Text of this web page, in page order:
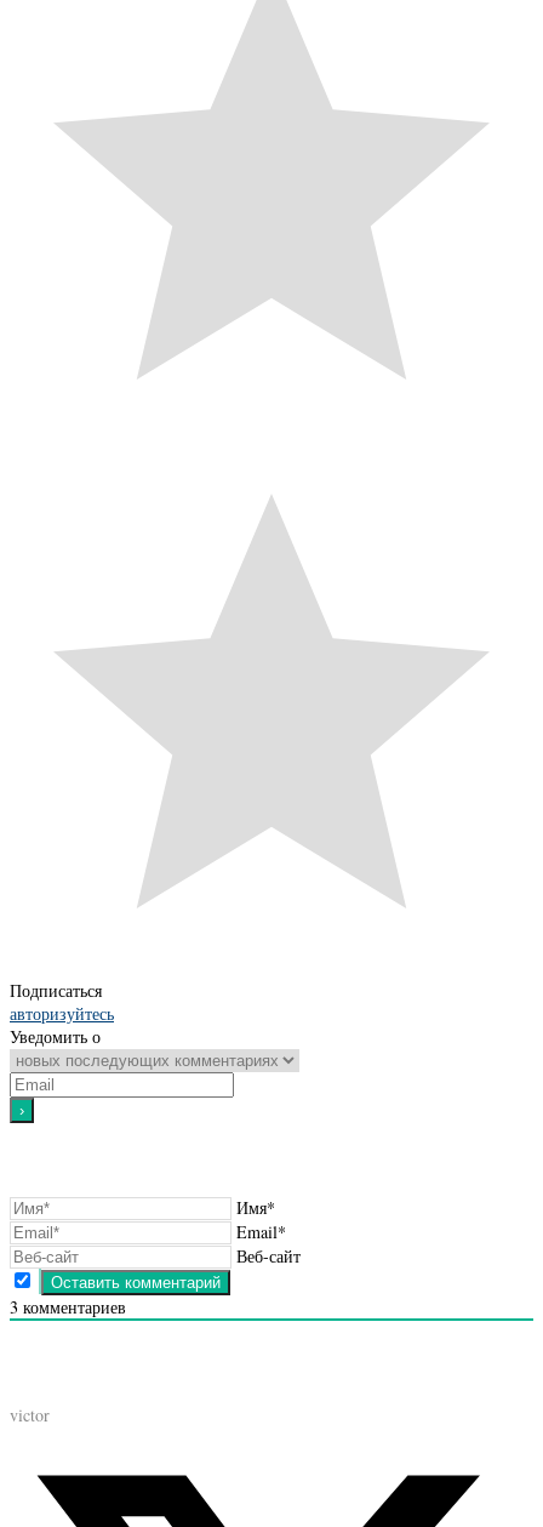
Подписаться
авторизуйтесь
Уведомить о
Имя*
Email*
Веб-сайт
3 комментариев
victor